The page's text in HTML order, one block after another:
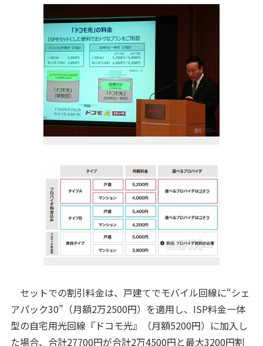
セットでの割引料金は、戸建てでモバイル回線に“シェ
アパック30”（月額2万2500円）を適用し、ISP料金一体
型の自宅用光回線『ドコモ光』（月額5200円）に加入し
た場合、合計27700円が合計2万4500円と最大3200円割